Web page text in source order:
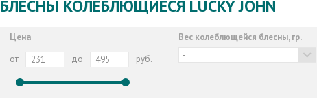
БЛЕСНЫ КОЛЕБЛЮЩИЕСЯ LUCKY JOHN
Цена
от
до руб.
Вес колеблющейся блесны, гр.
-